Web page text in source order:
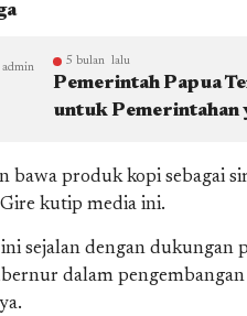
5 bulan lalu
Pemerintah Papua
untuk Pemerintahan
admin
bawa produk kopi sebagai
kutip media ini.
sejalan dengan
dalam